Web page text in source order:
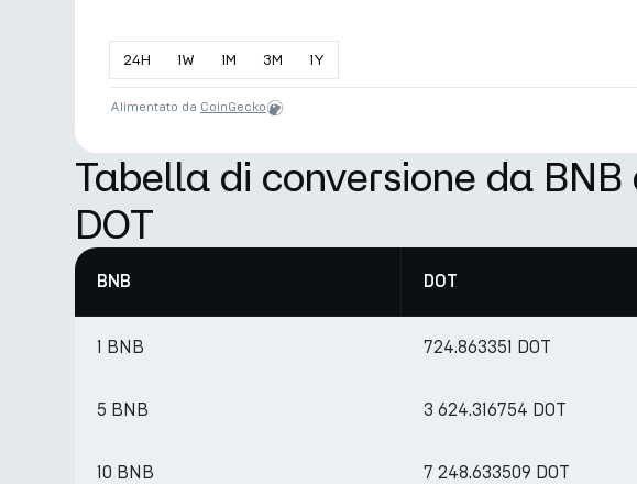
24H 1W 1M 3M 1Y
Alimentato da CoinGecko
Tabella di conversione da BNB
DOT
BNB DOT
1 BNB 724.863351 DOT
5 BNB 3 624.316754 DOT
10 BNB 7 248.633509 DOT